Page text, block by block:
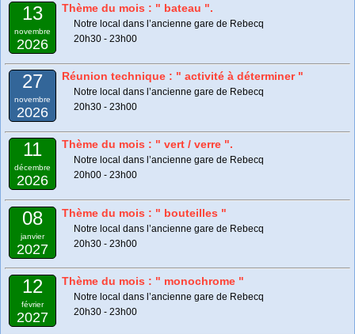
13
novembre
2026
Thème du mois : " bateau ".
Notre local dans l’ancienne gare de Rebecq
20h30 - 23h00
27
novembre
2026
Réunion technique : " activité à déterminer "
Notre local dans l’ancienne gare de Rebecq
20h30 - 23h00
11
décembre
2026
Thème du mois : " vert / verre ".
Notre local dans l’ancienne gare de Rebecq
20h00 - 23h00
08
janvier
2027
Thème du mois : " bouteilles "
Notre local dans l’ancienne gare de Rebecq
20h30 - 23h00
12
février
2027
Thème du mois : " monochrome "
Notre local dans l’ancienne gare de Rebecq
20h30 - 23h00